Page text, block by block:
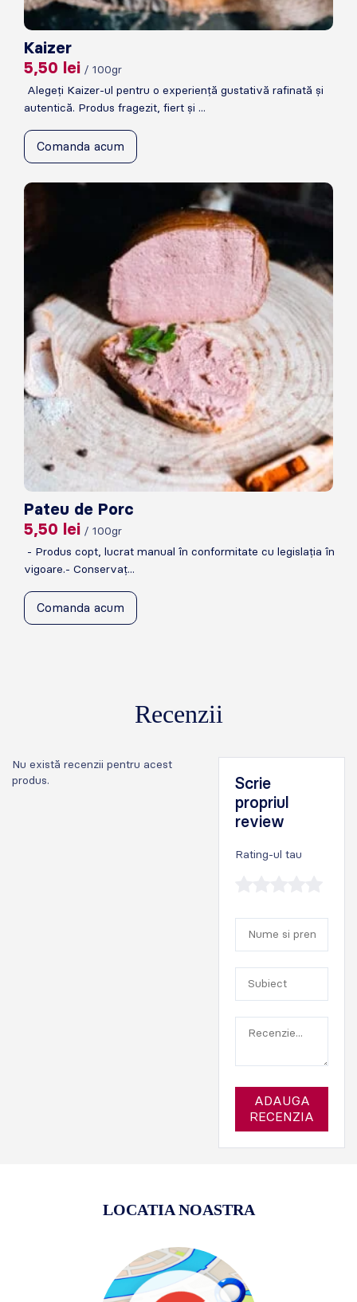
Kaizer
5,50 lei / 100gr
Alegeți Kaizer-ul pentru o experiență gustativă rafinată și
autentică. Produs fragezit, fiert și ...
Comanda acum
Pateu de Porc
5,50 lei / 100gr
- Produs copt, lucrat manual în conformitate cu legislația în
vigoare.- Conservaț...
Comanda acum
Recenzii
Nu există recenzii pentru acest
produs.
Scrie
propriul
review
Rating-ul tau
ADAUGA
RECENZIA
LOCATIA NOASTRA